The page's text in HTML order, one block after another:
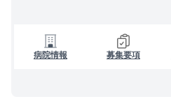
病院情報 募集要項